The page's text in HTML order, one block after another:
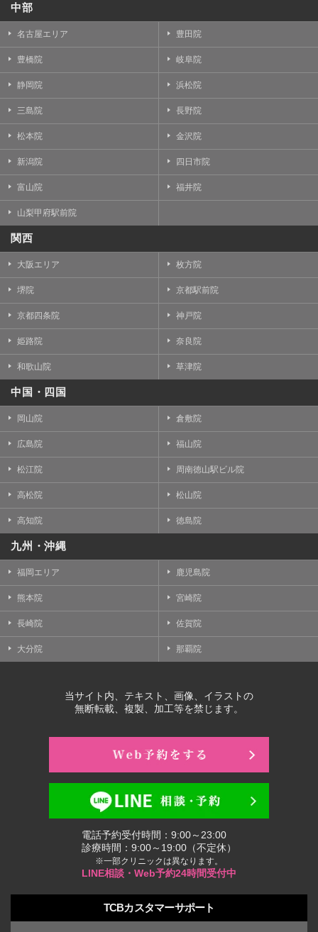
中部
名古屋エリア 豊田院
豊橋院 岐阜院
静岡院 浜松院
三島院 長野院
松本院 金沢院
新潟院 四日市院
富山院 福井院
山梨甲府駅前院
関西
大阪エリア 枚方院
堺院 京都駅前院
京都四条院 神戸院
姫路院 奈良院
和歌山院 草津院
中国・四国
岡山院 倉敷院
広島院 福山院
松江院 周南徳山駅ビル院
高松院 松山院
高知院 徳島院
九州・沖縄
福岡エリア 鹿児島院
熊本院 宮崎院
長崎院 佐賀院
大分院 那覇院
当サイト内、テキスト、画像、イラストの
無断転載、複製、加工等を禁じます。
電話予約受付時間：9:00～23:00
診療時間：9:00～19:00（不定休）
※一部クリニックは異なります。
LINE相談・Web予約24時間受付中
TCBカスタマーサポート